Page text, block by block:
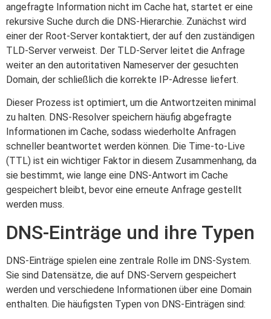
angefragte Information nicht im Cache hat, startet er eine
rekursive Suche durch die DNS-Hierarchie. Zunächst wird
einer der Root-Server kontaktiert, der auf den zuständigen
TLD-Server verweist. Der TLD-Server leitet die Anfrage
weiter an den autoritativen Nameserver der gesuchten
Domain, der schließlich die korrekte IP-Adresse liefert.
Dieser Prozess ist optimiert, um die Antwortzeiten minimal
zu halten. DNS-Resolver speichern häufig abgefragte
Informationen im Cache, sodass wiederholte Anfragen
schneller beantwortet werden können. Die Time-to-Live
(TTL) ist ein wichtiger Faktor in diesem Zusammenhang, da
sie bestimmt, wie lange eine DNS-Antwort im Cache
gespeichert bleibt, bevor eine erneute Anfrage gestellt
werden muss.
DNS-Einträge und ihre Typen
DNS-Einträge spielen eine zentrale Rolle im DNS-System.
Sie sind Datensätze, die auf DNS-Servern gespeichert
werden und verschiedene Informationen über eine Domain
enthalten. Die häufigsten Typen von DNS-Einträgen sind: